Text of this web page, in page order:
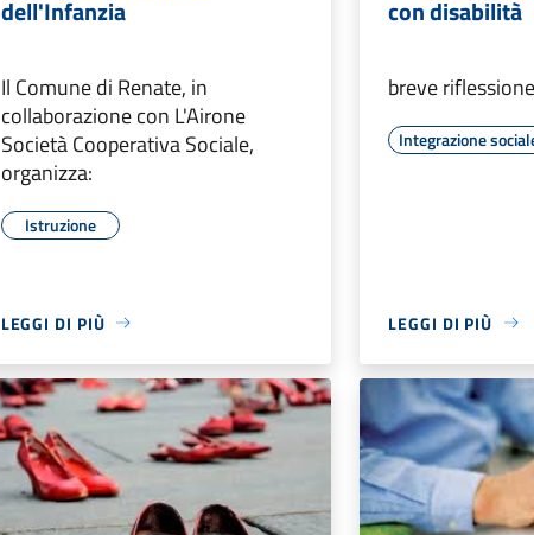
dell'Infanzia
Il Comune di Renate, in
collaborazione con L'Airone
Società Cooperativa Sociale,
organizza:
Istruzione
LEGGI DI PIÙ
con disabilità
breve
Integrazione
LEGGI DI PIÙ